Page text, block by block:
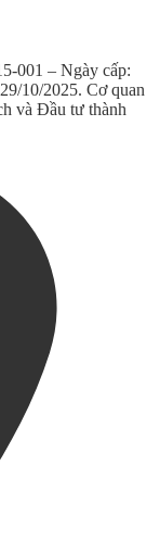
001 – Ngày cấp:
10/2025. Cơ quan
và Đầu tư thành